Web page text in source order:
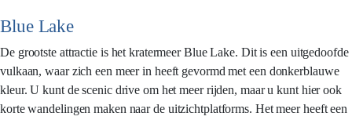
Blue Lake
De grootste attractie is het kratermeer Blue Lake. Dit is een uitgedoofde
vulkaan, waar zich een meer in heeft gevormd met een donkerblauwe
kleur. U kunt de scenic drive om het meer rijden, maar u kunt hier ook
korte wandelingen maken naar de uitzichtplatforms. Het meer heeft een